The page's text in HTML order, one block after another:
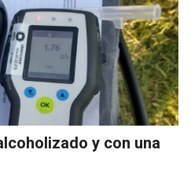
y con una